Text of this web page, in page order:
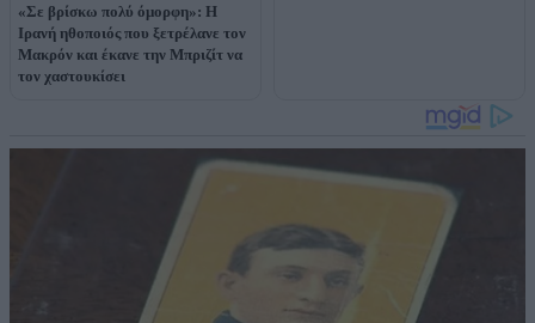
«Σε βρίσκω πολύ όμορφη»: Η
Ιρανή ηθοποιός που ξετρέλανε τον
Μακρόν και έκανε την Μπριζίτ να
τον χαστουκίσει